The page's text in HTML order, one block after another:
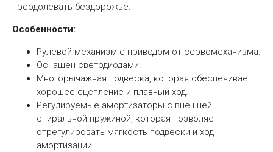
преодолевать бездорожье.
Особенности:
Рулевой механизм с приводом от сервомеханизма.
Оснащен светодиодами.
Многорычажная подвеска, которая обеспечивает
хорошее сцепление и плавный ход.
Регулируемые амортизаторы с внешней
спиральной пружиной, которая позволяет
отрегулировать мягкость подвески и ход
амортизации.